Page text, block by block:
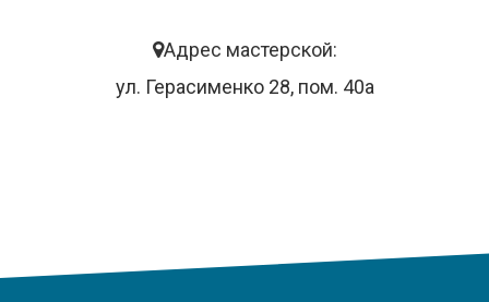
Адрес мастерской:
ул. Герасименко 28, пом. 40а